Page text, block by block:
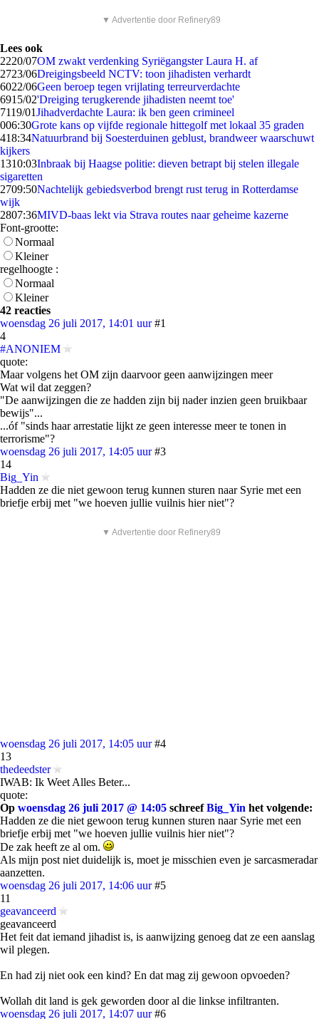
▼ Advertentie door Refinery89
Lees ook
2220/07OM zwakt verdenking Syriëgangster Laura H. af
2723/06Dreigingsbeeld NCTV: toon jihadisten verhardt
6022/06Geen beroep tegen vrijlating terreurverdachte
6915/02'Dreiging terugkerende jihadisten neemt toe'
7119/01Jihadverdachte Laura: ik ben geen crimineel
006:30Grote kans op vijfde regionale hittegolf met lokaal 35 graden
418:34Natuurbrand bij Soesterduinen geblust, brandweer waarschuwt
kijkers
1310:03Inbraak bij Haagse politie: dieven betrapt bij stelen illegale
sigaretten
2709:50Nachtelijk gebiedsverbod brengt rust terug in Rotterdamse
wijk
2807:36MIVD-baas lekt via Strava routes naar geheime kazerne
Font-grootte:
Normaal
Kleiner
regelhoogte :
Normaal
Kleiner
42 reacties
woensdag 26 juli 2017, 14:01 uur #1
4
#ANONIEM
quote:
Maar volgens het OM zijn daarvoor geen aanwijzingen meer
Wat wil dat zeggen?
"De aanwijzingen die ze hadden zijn bij nader inzien geen bruikbaar
bewijs"...
...óf "sinds haar arrestatie lijkt ze geen interesse meer te tonen in
terrorisme"?
woensdag 26 juli 2017, 14:05 uur #3
14
Big_Yin
Hadden ze die niet gewoon terug kunnen sturen naar Syrie met een
briefje erbij met "we hoeven jullie vuilnis hier niet"?
▼ Advertentie door Refinery89
woensdag 26 juli 2017, 14:05 uur #4
13
thedeedster
IWAB: Ik Weet Alles Beter...
quote:
Op woensdag 26 juli 2017 @ 14:05 schreefBig_Yin het volgende:
Hadden ze die niet gewoon terug kunnen sturen naar Syrie met een
briefje erbij met "we hoeven jullie vuilnis hier niet"?
De zak heeft ze al om.
Als mijn post niet duidelijk is, moet je misschien even je sarcasmeradar
aanzetten.
woensdag 26 juli 2017, 14:06 uur #5
11
geavanceerd
geavanceerd
Het feit dat iemand jihadist is, is aanwijzing genoeg dat ze een aanslag
wil plegen.
En had zij niet ook een kind? En dat mag zij gewoon opvoeden?
Wollah dit land is gek geworden door al die linkse infiltranten.
woensdag 26 juli 2017, 14:07 uur #6